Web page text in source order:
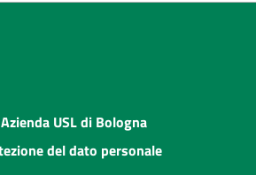
USL di Bologna
del dato personale